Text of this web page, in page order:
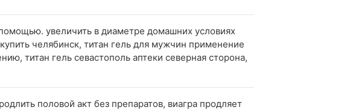
увеличить в диаметре домашних условиях
челябинск, титан гель для мужчин применение
титан гель севастополь аптеки северная сторона,
половой акт без препаратов, виагра продляет